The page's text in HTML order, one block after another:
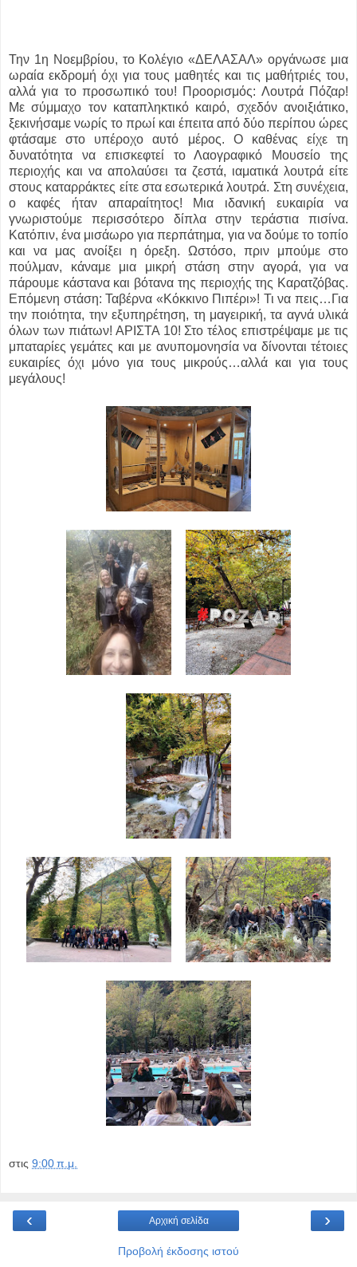
Την 1η Νοεμβρίου, το Κολέγιο «ΔΕΛΑΣΑΛ» οργάνωσε μια
ωραία εκδρομή όχι για τους μαθητές και τις μαθήτριές του,
αλλά για το προσωπικό του! Προορισμός: Λουτρά Πόζαρ!
Με σύμμαχο τον καταπληκτικό καιρό, σχεδόν ανοιξιάτικο,
ξεκινήσαμε νωρίς το πρωί και έπειτα από δύο περίπου ώρες
φτάσαμε στο υπέροχο αυτό μέρος. Ο καθένας είχε τη
δυνατότητα να επισκεφτεί το Λαογραφικό Μουσείο της
περιοχής και να απολαύσει τα ζεστά, ιαματικά λουτρά είτε
στους καταρράκτες είτε στα εσωτερικά λουτρά. Στη συνέχεια,
ο καφές ήταν απαραίτητος! Μια ιδανική ευκαιρία να
γνωριστούμε περισσότερο δίπλα στην τεράστια πισίνα.
Κατόπιν, ένα μισάωρο για περπάτημα, για να δούμε το τοπίο
και να μας ανοίξει η όρεξη. Ωστόσο, πριν μπούμε στο
πούλμαν, κάναμε μια μικρή στάση στην αγορά, για να
πάρουμε κάστανα και βότανα της περιοχής της Καρατζόβας.
Επόμενη στάση: Ταβέρνα «Κόκκινο Πιπέρι»! Τι να πεις…Για
την ποιότητα, την εξυπηρέτηση, τη μαγειρική, τα αγνά υλικά
όλων των πιάτων! ΑΡΙΣΤΑ 10! Στο τέλος επιστρέψαμε με τις
μπαταρίες γεμάτες και με ανυπομονησία να δίνονται τέτοιες
ευκαιρίες όχι μόνο για τους μικρούς…αλλά και για τους
μεγάλους!
στις 9:00 π.μ.
‹ ›
Αρχική σελίδα
Προβολή έκδοσης ιστού